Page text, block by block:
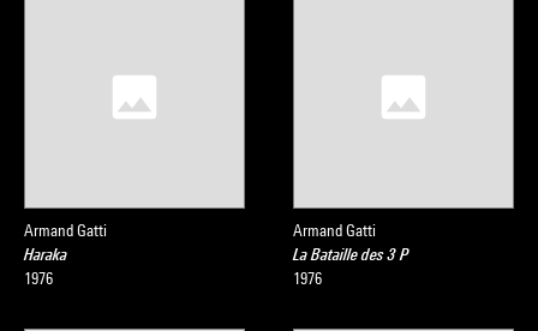
Armand Gatti
Haraka
1976
Armand Gatti
La Bataille des 3 P
1976